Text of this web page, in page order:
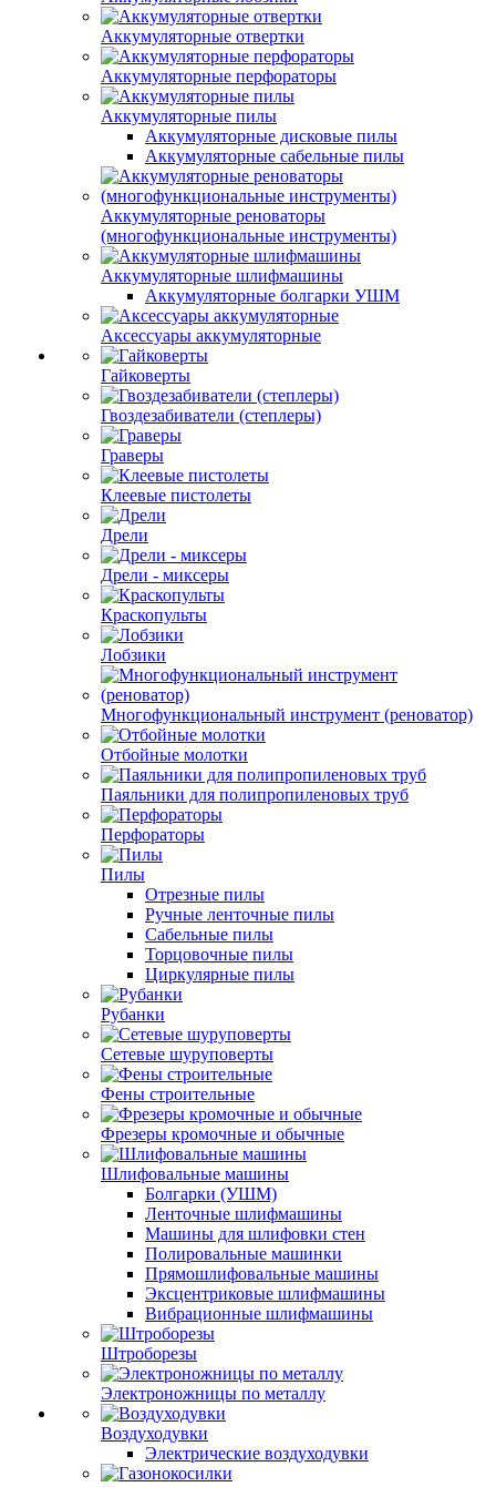
Аккумуляторные отвертки
Аккумуляторные перфораторы
Аккумуляторные пилы
Аккумуляторные дисковые пилы
Аккумуляторные сабельные пилы
Аккумуляторные реноваторы
(многофункциональные инструменты)
Аккумуляторные шлифмашины
Аккумуляторные болгарки УШМ
Аксессуары аккумуляторные
Гайковерты
Гвоздезабиватели (степлеры)
Граверы
Клеевые пистолеты
Дрели
Дрели - миксеры
Краскопульты
Лобзики
Многофункциональный инструмент (реноватор)
Отбойные молотки
Паяльники для полипропиленовых труб
Перфораторы
Пилы
Отрезные пилы
Ручные ленточные пилы
Сабельные пилы
Торцовочные пилы
Циркулярные пилы
Рубанки
Сетевые шуруповерты
Фены строительные
Фрезеры кромочные и обычные
Шлифовальные машины
Болгарки (УШМ)
Ленточные шлифмашины
Машины для шлифовки стен
Полировальные машинки
Прямошлифовальные машины
Эксцентриковые шлифмашины
Вибрационные шлифмашины
Штроборезы
Электроножницы по металлу
Воздуходувки
Электрические воздуходувки